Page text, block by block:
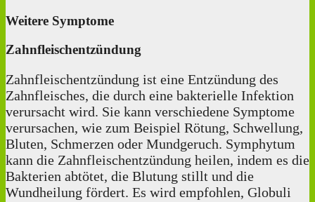
Weitere Symptome
Zahnfleischentzündung
Zahnfleischentzündung ist eine Entzündung des
Zahnfleisches, die durch eine bakterielle Infektion
verursacht wird. Sie kann verschiedene Symptome
verursachen, wie zum Beispiel Rötung, Schwellung,
Bluten, Schmerzen oder Mundgeruch. Symphytum
kann die Zahnfleischentzündung heilen, indem es die
Bakterien abtötet, die Blutung stillt und die
Wundheilung fördert. Es wird empfohlen, Globuli